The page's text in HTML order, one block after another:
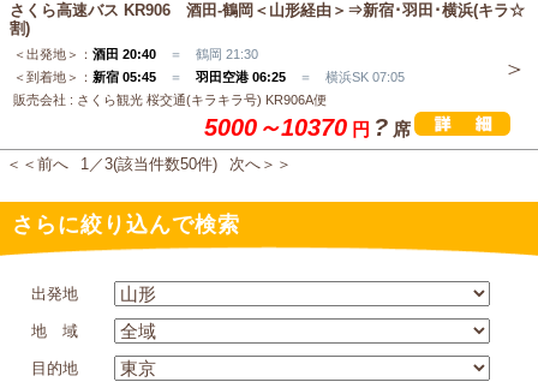
さくら高速バス KR906 酒田-鶴岡＜山形経由＞⇒新宿･羽田･横浜(キラ☆
割)
＜出発地＞： 酒田 20:40 ＝ 鶴岡 21:30
＜到着地＞： 新宿 05:45 ＝ 羽田空港 06:25 ＝ 横浜SK 07:05
販売会社 : さくら観光 桜交通(キラキラ号) KR906A便
5000～10370 円 ? 席
＜＜前へ 1／3(該当件数50件) 次へ＞＞
さらに絞り込んで検索
出発地
地 域
目的地